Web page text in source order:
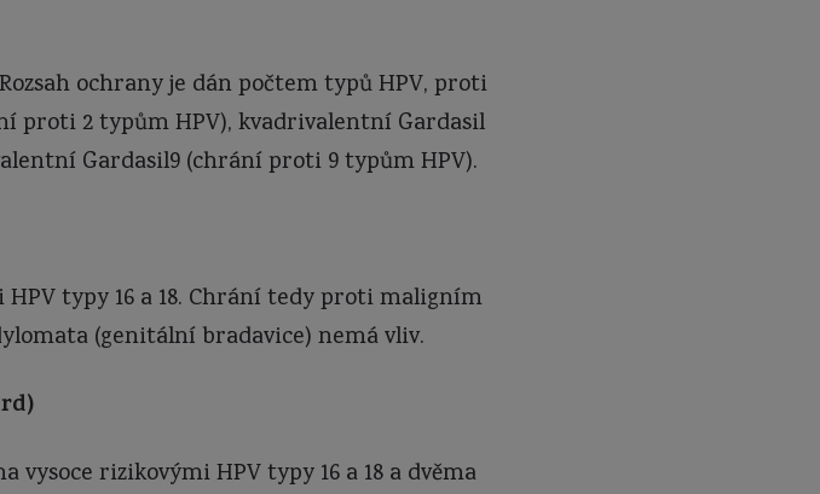
ochrany je dán počtem typů HPV, proti
proti 2 typům HPV), kvadrivalentní Gardasil
Gardasil9 (chrání proti 9 typům HPV).
typy 16 a 18. Chrání tedy proti maligním
(genitální bradavice) nemá vliv.
rizikovými HPV typy 16 a 18 a dvěma